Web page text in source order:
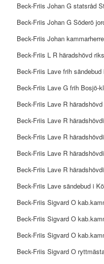
Beck-Friis Johan G statsråd
Beck-Friis Johan G Söderö
Beck-Friis Johan
Beck-Friis L R häradshövd
Beck-Friis Lave frih sändebud
Beck-Friis Lave G frih Bosjö-
Beck-Friis Lave R
Beck-Friis Lave R
Beck-Friis Lave R
Beck-Friis Lave R
Beck-Friis Lave R
Beck-Friis Lave sändebud i
Beck-Friis Sigvard O
Beck-Friis Sigvard O
Beck-Friis Sigvard O
Beck-Friis Sigvard O